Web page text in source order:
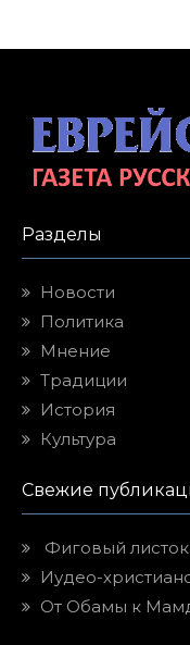
Разделы
Новости
Политика
Мнение
Традиции
История
Культура
Свежие
Фиговый листок
Иудео-
От Обамы к